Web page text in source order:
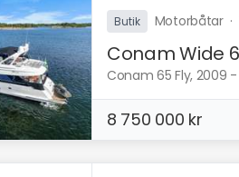
Butik Motorbåtar·
Conam Wide
Conam 65 Fly, 2009
8 750 000 kr